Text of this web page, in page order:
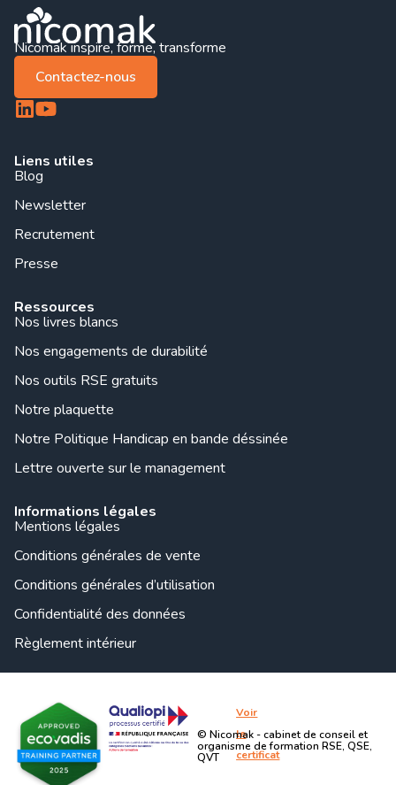
Nicomak inspire, forme, transforme
Contactez-nous
Liens utiles
Blog
Newsletter
Recrutement
Presse
Ressources
Nos livres blancs
Nos engagements de durabilité
Nos outils RSE gratuits
Notre plaquette
Notre Politique Handicap en bande déssinée
Lettre ouverte sur le management
Informations légales
Mentions légales
Conditions générales de vente
Conditions générales d’utilisation
Confidentialité des données
Règlement intérieur
Voir
le
certificat
© Nicomak - cabinet de conseil et
organisme de formation RSE, QSE,
QVT